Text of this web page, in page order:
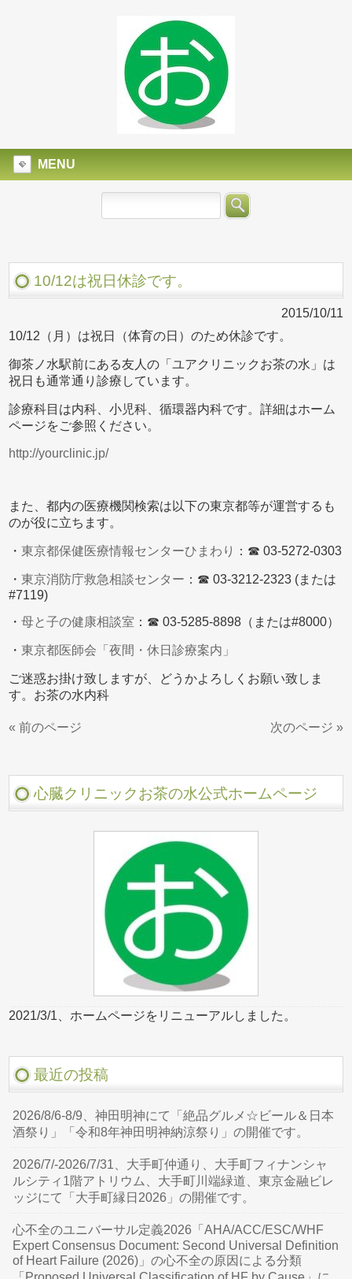
MENU
10/12は祝日休診です。
2015/10/11
10/12（月）は祝日（体育の日）のため休診です。
御茶ノ水駅前にある友人の「ユアクリニックお茶の水」は
祝日も通常通り診療しています。
診療科目は内科、小児科、循環器内科です。詳細はホーム
ページをご参照ください。
http://yourclinic.jp/
また、都内の医療機関検索は以下の東京都等が運営するも
のが役に立ちます。
・東京都保健医療情報センターひまわり ：☎ 03-5272-0303
・東京消防庁救急相談センター ：☎ 03-3212-2323 (または
#7119)
・母と子の健康相談室 ：☎ 03-5285-8898（または#8000）
・東京都医師会「夜間・休日診療案内」
ご迷惑お掛け致しますが、どうかよろしくお願い致しま
す。お茶の水内科
« 前のページ 次のページ »
心臓クリニックお茶の水公式ホームページ
2021/3/1、ホームページをリニューアルしました。
最近の投稿
2026/8/6-8/9、神田明神にて「絶品グルメ☆ビール＆日本
酒祭り」「令和8年神田明神納涼祭り」の開催です。
2026/7/-2026/7/31、大手町仲通り、大手町フィナンシャ
ルシティ1階アトリウム、大手町川端緑道、東京金融ビレ
ッジにて「大手町縁日2026」の開催です。
心不全のユニバーサル定義2026「AHA/ACC/ESC/WHF
Expert Consensus Document: Second Universal Definition
of Heart Failure (2026)」の心不全の原因による分類